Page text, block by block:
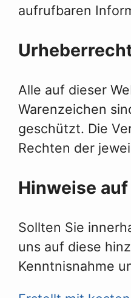
aufrufbaren
Alle auf dieser
Warenzeichen
geschützt. Die
Rechten der
Hinweise
Sollten Sie
uns auf diese
Kenntnisnahme